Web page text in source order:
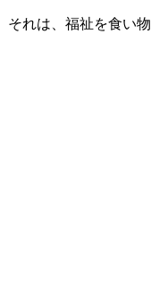
れは、福祉を食い